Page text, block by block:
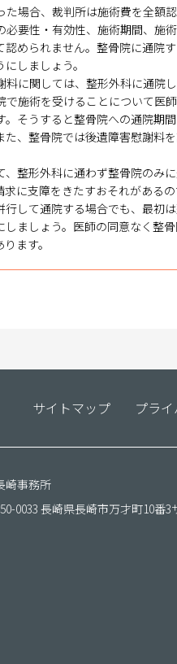
場合、裁判所は施術費を全額認
要性・有効性、施術期間、施
められません。整骨院に通院
しましょう。
に関しては、整形外科に通院
施術を受けることについて医
そうすると整骨院への通院期
、整骨院では後遺障害慰謝料
、整形外科に通わず整骨院のみ
に支障をきたすおそれがある
して通院する場合でも、最初
ましょう。医師の同意なく整
ます。
サイトマップ プラ
崎事務所
0033 長崎県長崎市万才町10番